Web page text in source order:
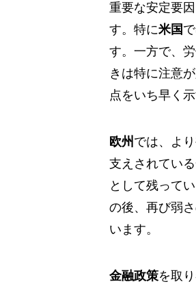
重要な安定要
す。特に米国
す。一方で、
きは特に注意
点をいち早く
欧州 では、よ
支えされてい
として残って
の後、再び弱
います。
金融政策を取